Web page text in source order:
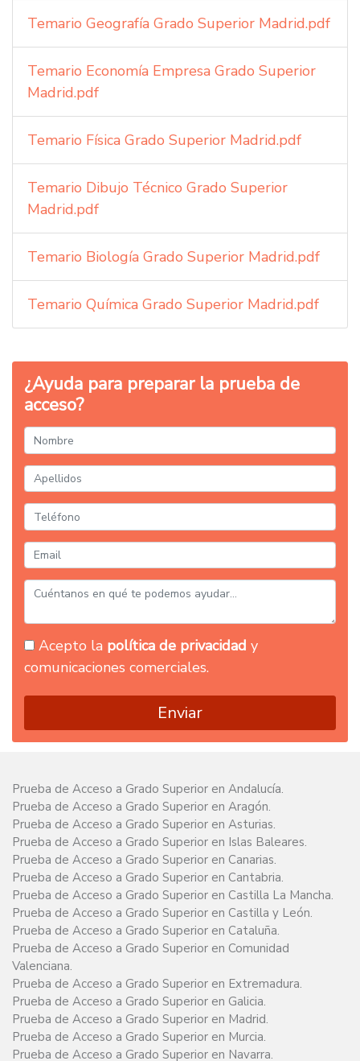
Temario Geografía Grado Superior Madrid.pdf
Temario Economía Empresa Grado Superior
Madrid.pdf
Temario Física Grado Superior Madrid.pdf
Temario Dibujo Técnico Grado Superior
Madrid.pdf
Temario Biología Grado Superior Madrid.pdf
Temario Química Grado Superior Madrid.pdf
¿Ayuda para preparar la prueba de
acceso?
Acepto la política de privacidad y
comunicaciones comerciales.
Enviar
Prueba de Acceso a Grado Superior en Andalucía.
Prueba de Acceso a Grado Superior en Aragón.
Prueba de Acceso a Grado Superior en Asturias.
Prueba de Acceso a Grado Superior en Islas Baleares.
Prueba de Acceso a Grado Superior en Canarias.
Prueba de Acceso a Grado Superior en Cantabria.
Prueba de Acceso a Grado Superior en Castilla La Mancha.
Prueba de Acceso a Grado Superior en Castilla y León.
Prueba de Acceso a Grado Superior en Cataluña.
Prueba de Acceso a Grado Superior en Comunidad
Valenciana.
Prueba de Acceso a Grado Superior en Extremadura.
Prueba de Acceso a Grado Superior en Galicia.
Prueba de Acceso a Grado Superior en Madrid.
Prueba de Acceso a Grado Superior en Murcia.
Prueba de Acceso a Grado Superior en Navarra.